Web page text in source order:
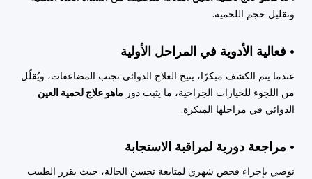
وتقليل حجم اللحمية.
• فعالية الأدوية في المراحل الأولية
عندما يتم الكشف مبكرًا، يتيح العلاج الدوائي تجنب المضاعفات، ويُقلّل
من اللجوء للخيارات الجراحية، ما يثبت دور ماهو علاج لحمية العين
الدوائي في مراحلها المبكرة.
• مراجعة دورية لمراقبة الاستجابة
نوصي بإجراء فحص شهري لمتابعة تحسن الحالة، حيث يقرر الطبيب